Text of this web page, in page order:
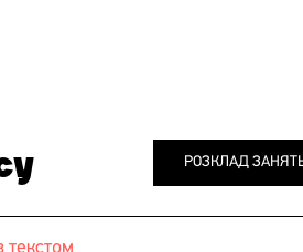
РОЗКЛАД
текстом